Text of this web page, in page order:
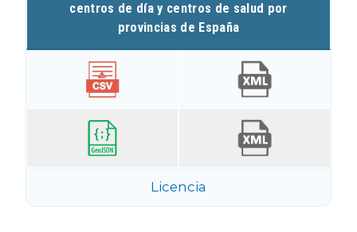
centros de día y centros de salud por
provincias de España
Licencia